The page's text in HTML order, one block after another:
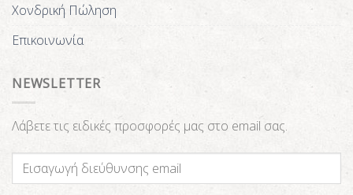
Χονδρική Πώληση
Επικοινωνία
NEWSLETTER
Λάβετε τις ειδικές προσφορές μας στο email σας.